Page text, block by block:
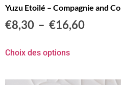
Yuzu Etoilé – Compagnie and Co
€8,30 – €16,60
Choix des options